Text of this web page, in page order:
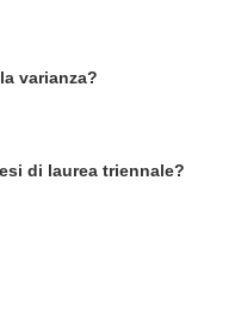
varianza?
di laurea triennale?